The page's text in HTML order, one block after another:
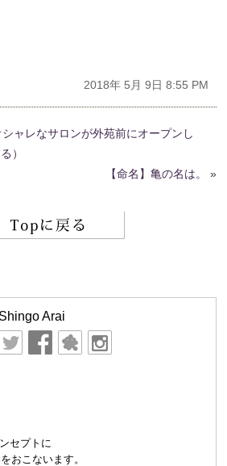
2018年 5月 9日 8:55 PM
シャレなサロンが外苑前にオープンし
）
【命名】亀の名は。
»
Shingo Arai
セプトに
おこないます。